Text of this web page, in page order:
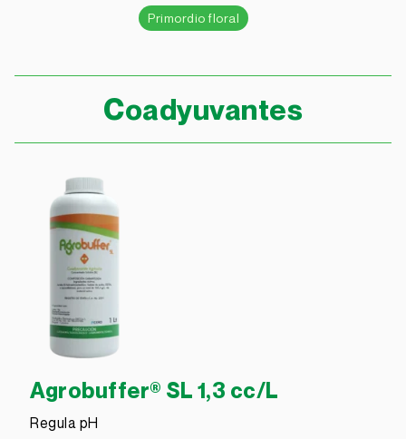
Primordio floral
Coadyuvantes
Agrobuffer® SL 1,3 cc/L
Regula pH